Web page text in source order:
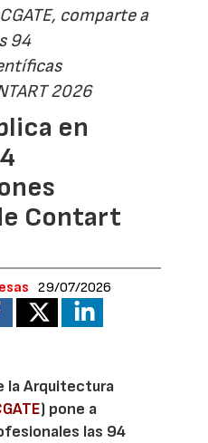
comparte a
94
2026
en
Contart
29/07/2026
la Arquitectura
) pone a
las 94